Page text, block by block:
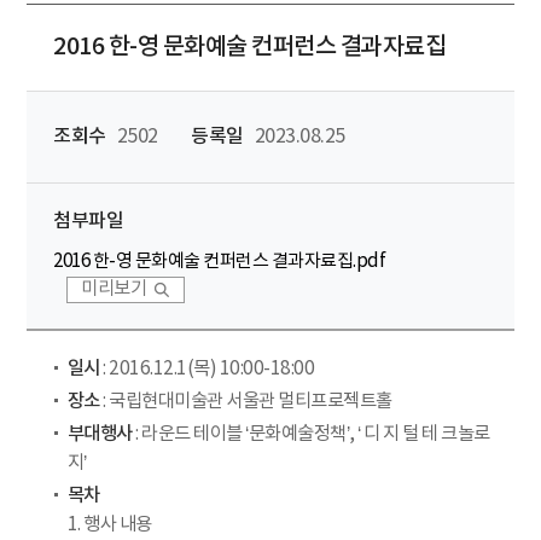
2016 한-영 문화예술 컨퍼런스 결과자료집
조회수 2502 등록일 2023.08.25
첨부파일
2016 한-영 문화예술 컨퍼런스 결과자료집.pdf
미리보기
일시 : 2016.12.1(목) 10:00-18:00
장소: 국립현대미술관 서울관 멀티프로젝트홀
부대행사: 라운드 테이블 ‘문화예술정책’, ‘ 디 지 털 테 크놀로
지’
목차
1. 행사 내용